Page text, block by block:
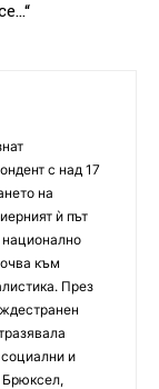
с над 17
на
ѝ път
национално
към
През
и
Брюксел,